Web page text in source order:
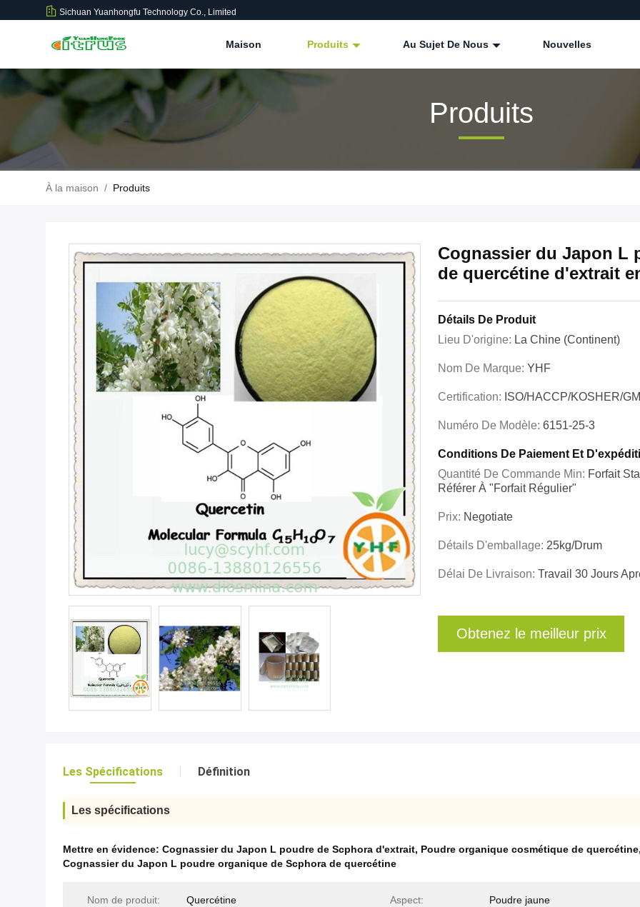
Sichuan Yuanhongfu Technology Co., Limited
Maison Produits Au Sujet De Nous Nouvelles
Produits
À la maison / Produits
Cognassier du Japon L
de quercétine d'extrait
Détails De Produit
Lieu D'origine: La Chine (continent)
Nom De Marque: YHF
Certification: ISO/HACCP/KOSHER/
Numéro De Modèle: 6151-25-3
Conditions De Paiement Et
Quantité De Commande Min: Forfait
Référer À "forfait Régulier"
Prix: Negotiate
Détails D'emballage: 25kg/drum
Délai De Livraison: Travail 30 Jours
Obtenez le meilleur prix
Les Spécifications Définition
Les spécifications
Mettre en évidence: Cognassier du Japon L poudre de Scphora d'extrait, Poudre organique cosmétique de quercétine
Cognassier du Japon L poudre organique de Scphora de quercétine
Nom de produit: Quercétine Aspect: Poudre jaune